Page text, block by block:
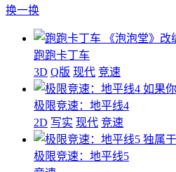
换一换
《泡泡堂》
跑跑卡丁车
3D Q版 现代 竞速
如果
极限竞速：地平线4
2D 写实 现代 竞速
独属
极限竞速：地平线5